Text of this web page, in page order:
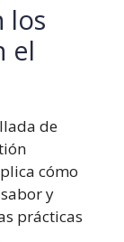
los
el
de
cómo
y
prácticas